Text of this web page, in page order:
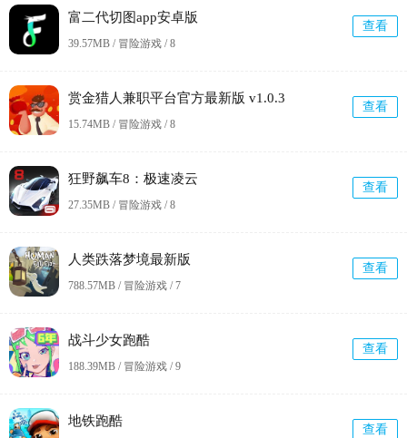
富二代切图app安卓版
39.57MB / 冒险游戏 /8
查看
赏金猎人兼职平台官方最新版 v1.0.3
15.74MB / 冒险游戏 /8
查看
狂野飙车8：极速凌云
27.35MB / 冒险游戏 /8
查看
人类跌落梦境最新版
788.57MB / 冒险游戏 /7
查看
战斗少女跑酷
188.39MB / 冒险游戏 /9
查看
地铁跑酷
查看